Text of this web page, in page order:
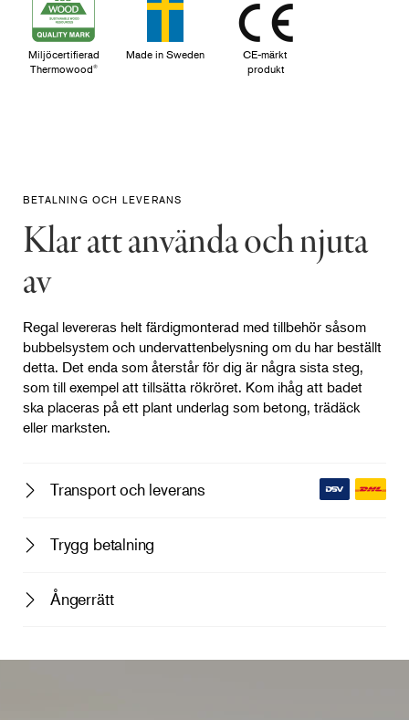
Miljöcertifierad
Thermowood®
Made in Sweden
CE-märkt
produkt
BETALNING OCH LEVERANS
Klar att använda och njuta
av
Regal levereras helt färdigmonterad med tillbehör såsom
bubbelsystem och undervattenbelysning om du har beställt
detta. Det enda som återstår för dig är några sista steg,
som till exempel att tillsätta rökröret. Kom ihåg att badet
ska placeras på ett plant underlag som betong, trädäck
eller marksten.
Transport och leverans
Trygg betalning
Ångerrätt